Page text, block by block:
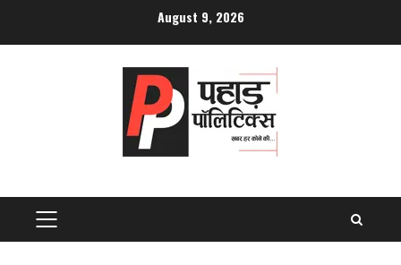
August 9, 2026
PRIMARY
MENU